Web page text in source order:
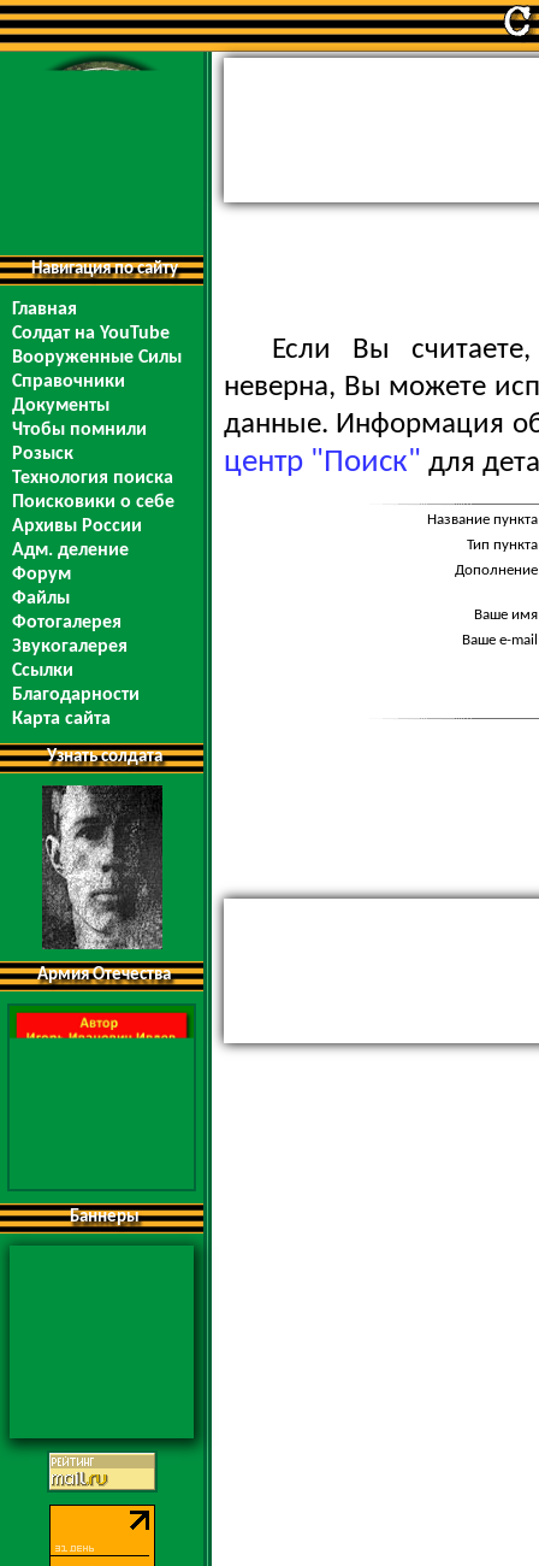
Навигация по сайту
Главная
Солдат на YouTube
Вооруженные Силы
Справочники
Документы
Чтобы помнили
Розыск
Технология поиска
Поисковики о себе
Архивы России
Адм. деление
Форум
Файлы
Фотогалерея
Звукогалерея
Ссылки
Благодарности
Карта сайта
Узнать солдата
Армия Отечества
Баннеры
Если Вы
неверна, Вы можете
данные. Информация
центр "Поиск" для
Название
Тип
Ваше
Ваше e-